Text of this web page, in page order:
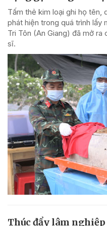
Tấm thẻ kim loại ghi họ tên,
phát hiện trong quá trình lấy
Tri Tôn (An Giang) đã mở
sĩ.
Thúc đẩy lâm